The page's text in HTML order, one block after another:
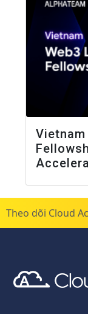
Vietnam
Theo dõi Cloud